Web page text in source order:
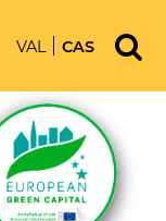
VAL CAS